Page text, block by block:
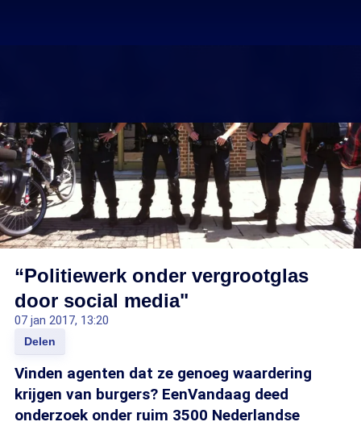
“Politiewerk onder vergrootglas
door social media"
07 jan 2017, 13:20
Delen
Vinden agenten dat ze genoeg waardering
krijgen van burgers? EenVandaag deed
onderzoek onder ruim 3500 Nederlandse